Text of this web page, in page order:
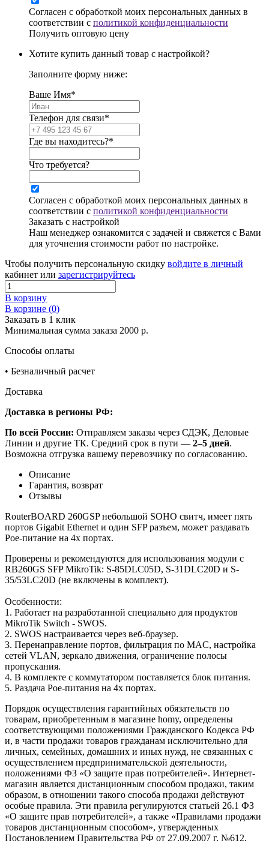
Согласен с обработкой моих персональных данных в
соответствии с политикой конфиденциальности
Получить оптовую цену
Хотите купить данный товар с настройкой?
Заполните форму ниже:
Ваше Имя*
Телефон для связи*
Где вы находитесь?*
Что требуется?
Согласен с обработкой моих персональных данных в
соответствии с политикой конфиденциальности
Заказать с настройкой
Наш менеджер ознакомится с задачей и свяжется с Вами
для уточнения стоимости работ по настройке.
Чтобы получить персональную скидку войдите в личный
кабинет или зарегистрируйтесь
В корзину
В корзине (0)
Заказать в 1 клик
Минимальная сумма заказа 2000 р.
Способы оплаты
• Безналичный расчет
Доставка
Доставка в регионы РФ:
По всей России: Отправляем заказы через СДЭК, Деловые
Линии и другие ТК. Средний срок в пути — 2–5 дней.
Возможна отгрузка вашему перевозчику по согласованию.
Описание
Гарантия, возврат
Отзывы
RouterBOARD 260GSP небольшой SOHO свитч, имеет пять
портов Gigabit Ethernet и один SFP разъем, может раздавать
Poe-питание на 4х портах.
Проверены и рекомендуются для использования модули с
RB260GS SFP MikroTik: S-85DLC05D, S-31DLC20D и S-
35/53LC20D (не включены в комплект).
Особенности:
1. Работает на разработанной специально для продуктов
MikroTik Switch - SWOS.
2. SWOS настраивается через веб-браузер.
3. Перенаправление портов, фильтрация по MAC, настройка
сетей VLAN, зеркало движения, ограничение полосы
пропускания.
4. В комплекте с коммутатором поставляется блок питания.
5. Раздача Poe-питания на 4х портах.
Порядок осуществления гарантийных обязательств по
товарам, приобретенным в магазине homy, определены
соответствующими положениями Гражданского Кодекса РФ
и, в части продажи товаров гражданам исключительно для
личных, семейных, домашних и иных нужд, не связанных с
осуществлением предпринимательской деятельности,
положениями ФЗ «О защите прав потребителей». Интернет-
магазин является дистанционным способом продажи, таким
образом, в отношении такого способа продажи действуют
особые правила. Эти правила регулируются статьей 26.1 ФЗ
«О защите прав потребителей», а также «Правилами продажи
товаров дистанционным способом», утвержденных
Постановлением Правительства РФ от 27.09.2007 г. №612.